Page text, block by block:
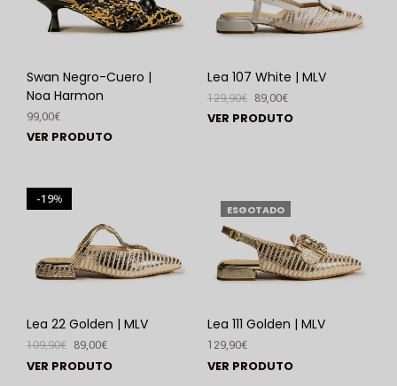
Swan Negro-Cuero |
Noa Harmon
99,00€
VER PRODUTO
Lea 107 White | MLV
129,90€ 89,00€
VER PRODUTO
%
19
Lea 22 Golden | MLV
109,90€ 89,00€
VER PRODUTO
ESGOTADO
Lea 111 Golden | MLV
129,90€
VER PRODUTO